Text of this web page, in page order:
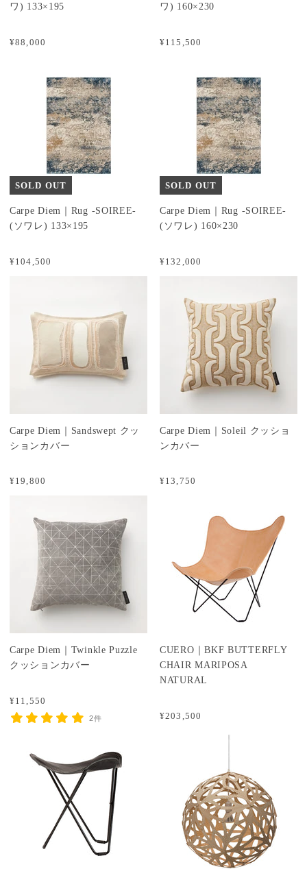
¥88,000
ワ) 133×195
¥115,500
ワ) 160×230
SOLD OUT
¥104,500
Carpe Diem｜Rug -SOIREE-
(ソワレ) 133×195
SOLD OUT
¥132,000
Carpe Diem｜Rug -SOIREE-
(ソワレ) 160×230
¥19,800
Carpe Diem｜Sandswept クッ
ションカバー
¥13,750
Carpe Diem｜Soleil クッショ
ンカバー
¥11,550
Carpe Diem｜Twinkle Puzzle
クッションカバー
2件 ¥203,500
CUERO｜BKF BUTTERFLY
CHAIR MARIPOSA
NATURAL